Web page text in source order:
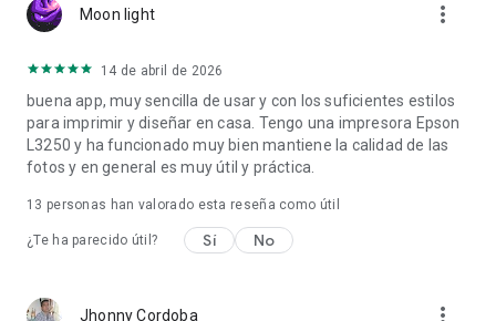
Moon light more_vert
14 de abril de 2026
buena app, muy sencilla de usar y con los suficientes estilos
para imprimir y diseñar en casa. Tengo una impresora Epson
L3250 y ha funcionado muy bien mantiene la calidad de las
fotos y en general es muy útil y práctica.
13 personas han valorado esta reseña como útil
¿Te ha parecido útil? Sí No
Jhonny Cordoba more_vert